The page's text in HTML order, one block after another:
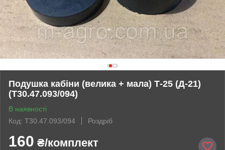
Подушка кабіни (велика + мала) Т-25 (Д-21)
(Т30.47.093/094)
В наявності
Код: Т30.47.093/094
Роздріб
160 ₴/комплект